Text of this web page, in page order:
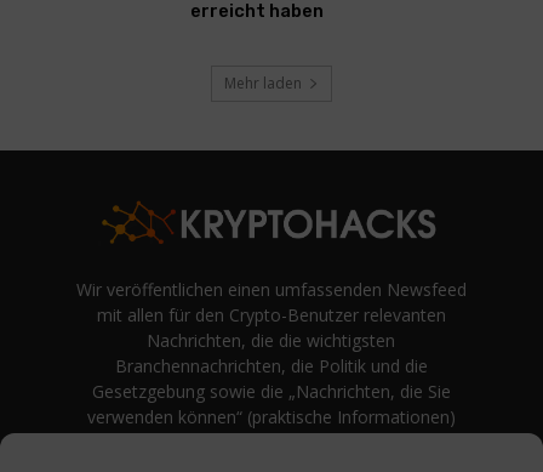
erreicht haben
Mehr laden
Wir veröffentlichen einen umfassenden Newsfeed
mit allen für den Crypto-Benutzer relevanten
Nachrichten, die die wichtigsten
Branchennachrichten, die Politik und die
Gesetzgebung sowie die „Nachrichten, die Sie
verwenden können“ (praktische Informationen)